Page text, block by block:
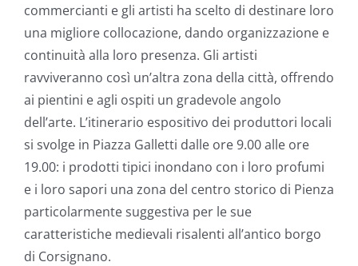
commercianti e gli artisti ha scelto di destinare loro
una migliore collocazione, dando organizzazione e
continuità alla loro presenza. Gli artisti
ravviveranno così un’altra zona della città, offrendo
ai pientini e agli ospiti un gradevole angolo
dell’arte. L’itinerario espositivo dei produttori locali
si svolge in Piazza Galletti dalle ore 9.00 alle ore
19.00: i prodotti tipici inondano con i loro profumi
e i loro sapori una zona del centro storico di Pienza
particolarmente suggestiva per le sue
caratteristiche medievali risalenti all’antico borgo
di Corsignano.